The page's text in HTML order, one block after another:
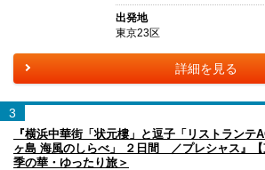
出発地
東京23区
詳細を見る
3
『横浜中華街「状元樓」と逗子「リストラン
ヶ島 海風のしらべ」 ２日間 ／プレシャス』【
季の華・ゆったり旅＞